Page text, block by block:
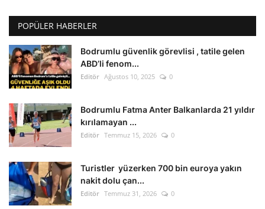
POPÜLER HABERLER
Bodrumlu güvenlik görevlisi , tatile gelen
ABD’li fenom...
Editör Ağustos 10, 2025 0
Bodrumlu Fatma Anter Balkanlarda 21 yıldır
kırılamayan ...
Editör Temmuz 15, 2026 0
Turistler yüzerken 700 bin euroya yakın
nakit dolu çan...
Editör Temmuz 31, 2026 0